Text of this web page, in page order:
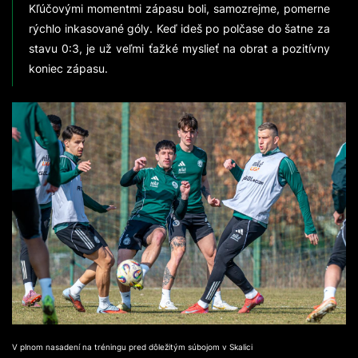
Kľúčovými momentmi zápasu boli, samozrejme, pomerne
rýchlo inkasované góly. Keď ideš po polčase do šatne za
stavu 0:3, je už veľmi ťažké myslieť na obrat a pozitívny
koniec zápasu.
V plnom nasadení na tréningu pred dôležitým súbojom v Skalici